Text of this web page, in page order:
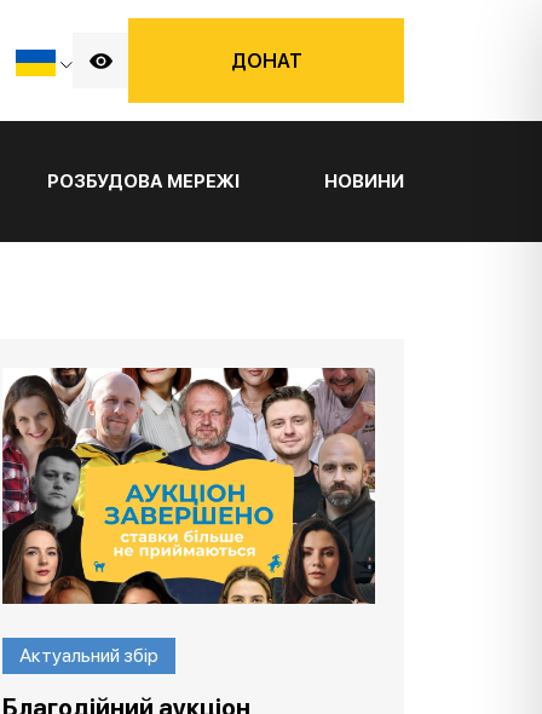
ДОНАТ
РОЗБУДОВА МЕРЕЖІ НОВИНИ
Актуальний збір
Благодійний аукціон